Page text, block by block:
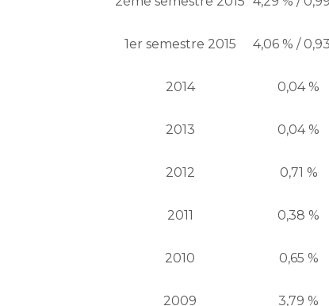
1er semestre 2015 4,06 % /
2014 0,04 %
2013 0,04 %
2012 0,71 %
2011 0,38 %
2010 0,65 %
2009 3,79 %